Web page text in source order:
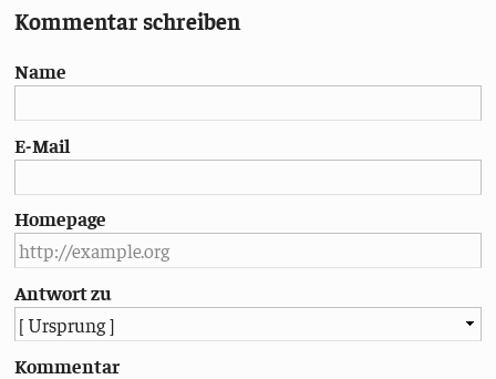
Kommentar schreiben
Name
E-Mail
Homepage
Antwort zu
Kommentar